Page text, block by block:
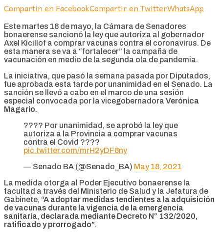
Compartin en FacebookCompartir en TwitterWhatsApp
Este martes 18 de mayo, la Cámara de Senadores
bonaerense sancionó la ley que autoriza al gobernador
Axel Kicillof a comprar vacunas contra el coronavirus. De
esta manera se va a “fortalecer” la campaña de
vacunación en medio de la segunda ola de pandemia.
La iniciativa, que pasó la semana pasada por Diputados,
fue aprobada esta tarde por unanimidad en el Senado. La
sanción se llevó a cabo en el marco de una sesión
especial convocada por la vicegobernadora Verónica
Magario.
???? Por unanimidad, se aprobó la ley que
autoriza a la Provincia a comprar vacunas
contra el Covid ????
pic.twitter.com/mrH2yDF8ny
— Senado BA (@Senado_BA) May 18, 2021
La medida otorga al Poder Ejecutivo bonaerense la
facultad a través del Ministerio de Salud y la Jefatura de
Gabinete, “A adoptar medidas tendientes a la adquisición
de vacunas durante la vigencia de la emergencia
sanitaria, declarada mediante Decreto N° 132/2020,
ratificado y prorrogado”.